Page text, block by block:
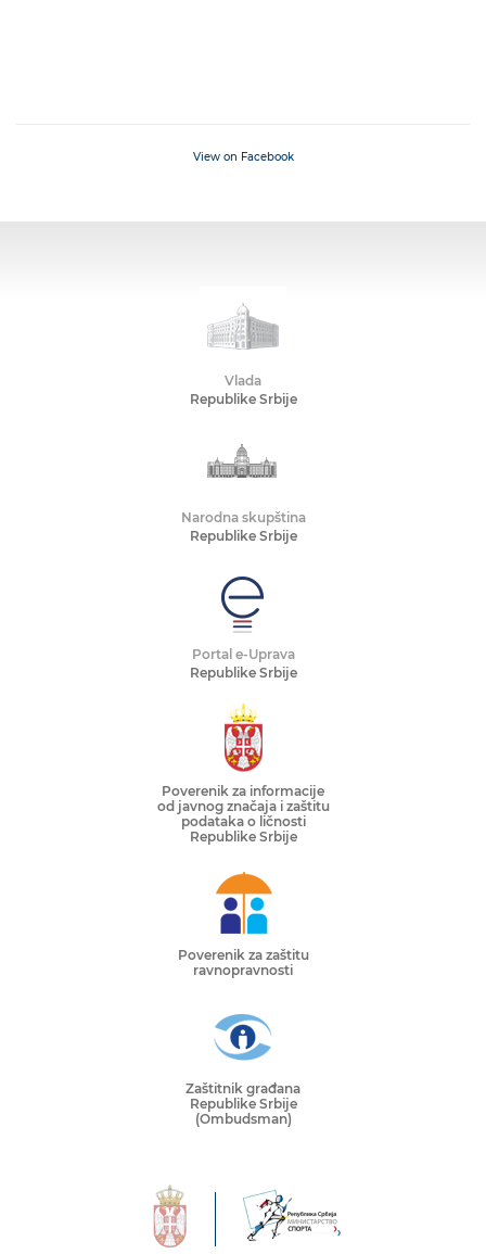
View on Facebook
Vlada
Republike Srbije
Narodna skupština
Republike Srbije
Portal e-Uprava
Republike Srbije
Poverenik za informacije
od javnog značaja i zaštitu
podataka o ličnosti
Republike Srbije
Poverenik za zaštitu
ravnopravnosti
Zaštitnik građana
Republike Srbije
(Ombudsman)